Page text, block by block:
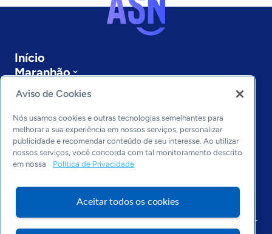
Início
Maranhão
Sobre a ASN
Últimas notícias
Entre em contato
Editorias
Economia & Política
Inovação & Tecnologia
Cultura empreendedora
Arquivo
Aviso de Cookies
Nós usamos cookies e outras tecnologias semelhantes para
melhorar a sua experiência em nossos serviços, personalizar
publicidade e recomendar conteúdo de seu interesse. Ao utilizar
nossos serviços, você concorda com tal monitoramento descrito
em nossa
Política de Privacidade
Aceitar todos os cookies